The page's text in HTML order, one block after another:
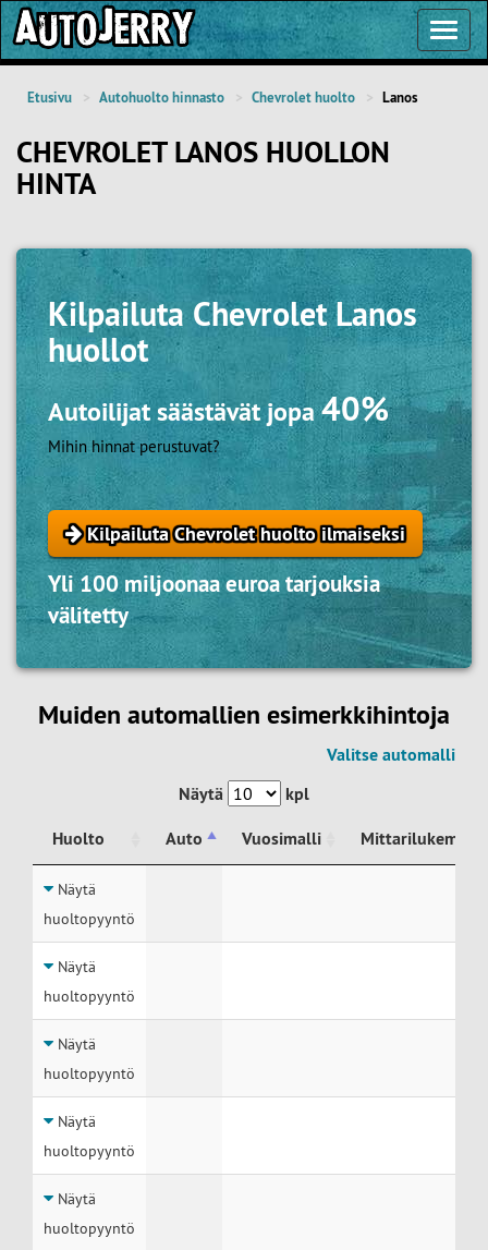
Etusivu Autohuolto hinnasto Chevrolet huolto Lanos
CHEVROLET LANOS HUOLLON
HINTA
KilpailutaChevrolet Lanos
huollot
Autoilijat säästävät jopa40%
Mihin hinnat perustuvat?
Kilpailuta Chevrolet huolto ilmaiseksi
Yli 100 miljoonaa euroa tarjouksia
välitetty
Muiden automallien esimerkkihintoja
Valitse automalli
Näytä
kpl
Huolto
Auto Vuosimalli
Mittarilukema
Huolto
Näytä
huoltopyyntö
Näytä
huoltopyyntö
Näytä
huoltopyyntö
Näytä
huoltopyyntö
Näytä
huoltopyyntö